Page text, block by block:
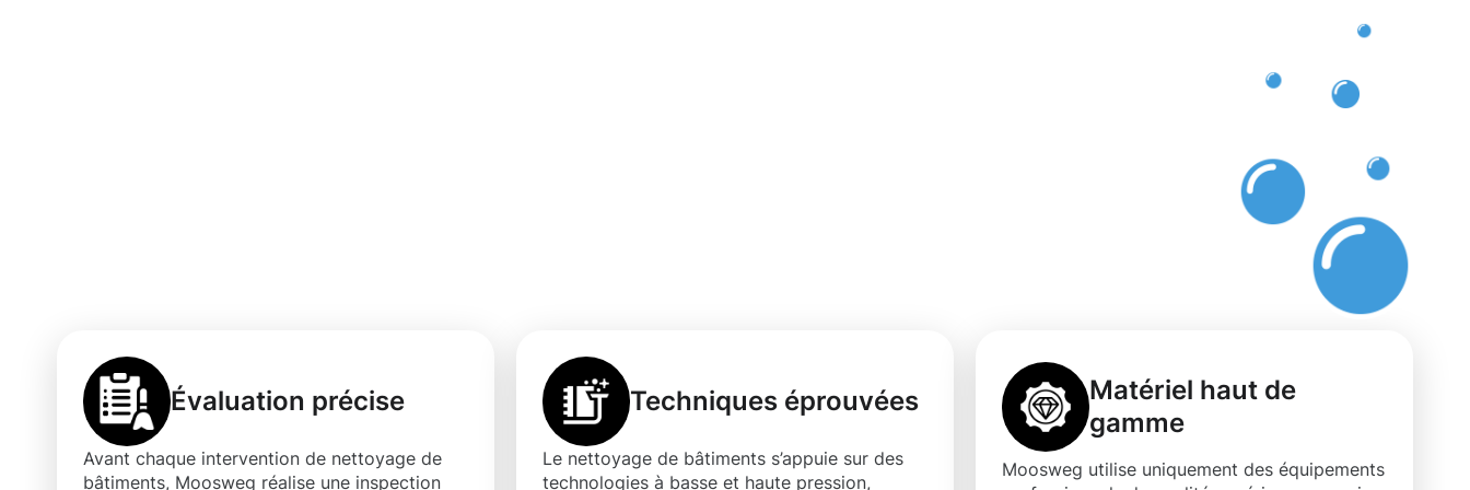
Évaluation précise
Avant chaque intervention de nettoyage de
bâtiments, Moosweg réalise une inspection
Techniques éprouvées
Le nettoyage de bâtiments s’appuie sur des
technologies à basse et haute pression,
Matériel haut de
gamme
Moosweg utilise uniquement des équipements